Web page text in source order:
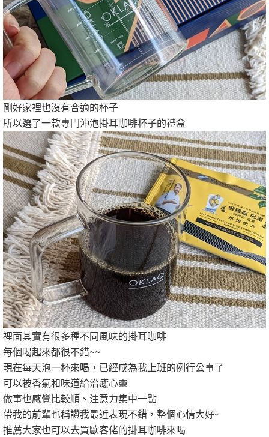
剛好家裡也沒有合適的杯子
所以選了一款專門沖泡掛耳咖啡杯子的禮盒
裡面其實有很多種不同風味的掛耳咖啡
每個喝起來都很不錯~~
現在每天泡一杯來喝，已經成為我上班的例行公事了
可以被香氣和味道給治癒心靈
做事也感覺比較順、注意力集中一點
帶我的前輩也稱讚我最近表現不錯，整個心情大好~
推薦大家也可以去買歐客佬的掛耳咖啡來喝